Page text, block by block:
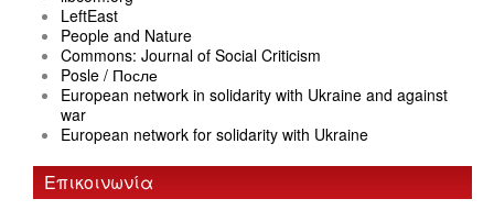
LeftEast
People and Nature
Commons: Journal of Social Criticism
Posle / После
European network in solidarity with Ukraine and against
war
European network for solidarity with Ukraine
Επικοινωνία